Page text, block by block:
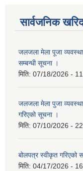
सार्वजनिक
जलजला मेला पूजा
सम्बन्धी सूचना ।
मिति: 07/18/2026 -
जलजला मेला पुजा
गरिएको सूचना ।
मिति: 07/10/2026 -
बोलपत्र स्वीकृत गरिएको
मिति: 04/17/2026 -